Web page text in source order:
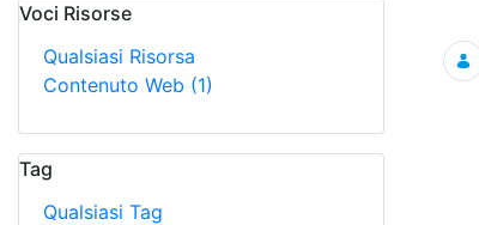
Voci Risorse
Qualsiasi Risorsa
Contenuto Web (1)
Tag
Qualsiasi Tag
Ricerca